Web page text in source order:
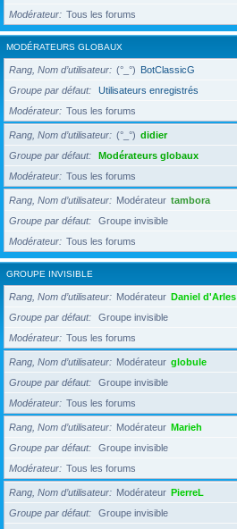
Modérateur
Tous les forums
MODÉRATEURS GLOBAUX
Rang, Nom d’utilisateur (°_°) BotClassicG
Groupe par défaut
Utilisateurs enregistrés
Modérateur
Tous les forums
Rang, Nom d’utilisateur (°_°) didier
Groupe par défaut
Modérateurs globaux
Modérateur
Tous les forums
Rang, Nom d’utilisateur Modérateur tambora
Groupe par défaut
Groupe invisible
Modérateur
Tous les forums
GROUPE INVISIBLE
Rang, Nom d’utilisateur Modérateur Daniel d'Arles
Groupe par défaut
Groupe invisible
Modérateur
Tous les forums
Rang, Nom d’utilisateur Modérateur globule
Groupe par défaut
Groupe invisible
Modérateur
Tous les forums
Rang, Nom d’utilisateur Modérateur Marieh
Groupe par défaut
Groupe invisible
Modérateur
Tous les forums
Rang, Nom d’utilisateur Modérateur PierreL
Groupe par défaut
Groupe invisible